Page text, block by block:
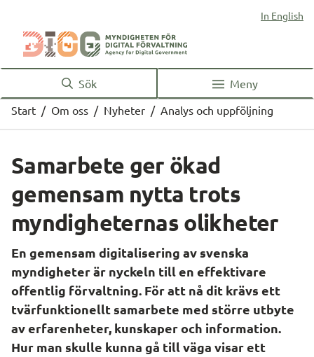
In English
Sök
Meny
Start / Om oss / Nyheter / Analys och uppföljning
Samarbete ger ökad
gemensam nytta trots
myndigheternas olikheter
En gemensam digitalisering av svenska
myndigheter är nyckeln till en effektivare
offentlig förvaltning. För att nå dit krävs ett
tvärfunktionellt samarbete med större utbyte
av erfarenheter, kunskaper och information.
Hur man skulle kunna gå till väga visar ett